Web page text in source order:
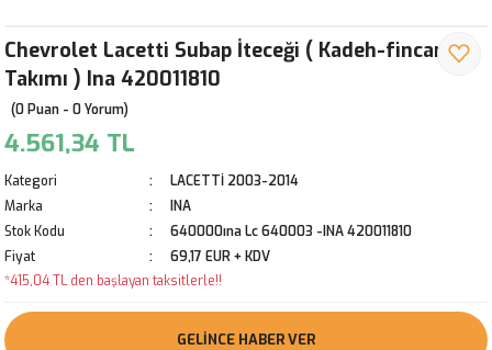
Chevrolet Lacetti Subap İteceği ( Kadeh-fincan
Takımı ) Ina 420011810
(0 Puan - 0 Yorum)
4.561,34 TL
Kategori
LACETTİ 2003-2014
Marka
INA
Stok Kodu
640000ına Lc 640003 -INA 420011810
Fiyat
69,17 EUR + KDV
*415,04 TL den başlayan taksitlerle!!
GELINCE HABER VER